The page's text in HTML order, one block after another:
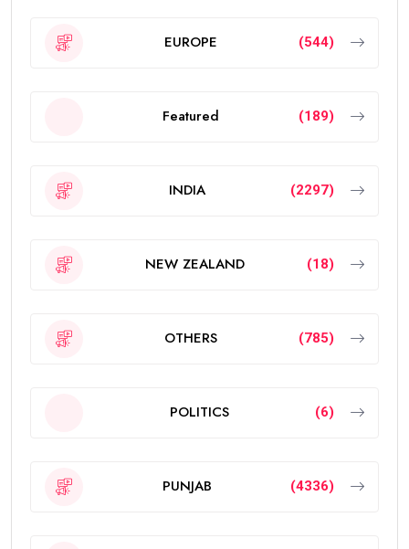
EUROPE (544)
Featured (189)
INDIA (2297)
NEW ZEALAND (18)
OTHERS (785)
POLITICS (6)
PUNJAB (4336)